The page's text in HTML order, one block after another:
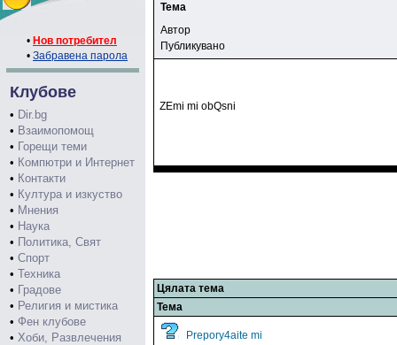
• Нов потребител
• Забравена парола
Клубове
• Dir.bg
• Взаимопомощ
• Горещи теми
• Компютри и Интернет
• Контакти
• Култура и изкуство
• Мнения
• Наука
• Политика, Свят
• Спорт
• Техника
• Градове
• Религия и мистика
• Фен клубове
• Хоби, Развлечения
Тема
Автор
Публикувано
ZEmi mi obQsni
Цялата тема
Тема
Prepory4aite mi